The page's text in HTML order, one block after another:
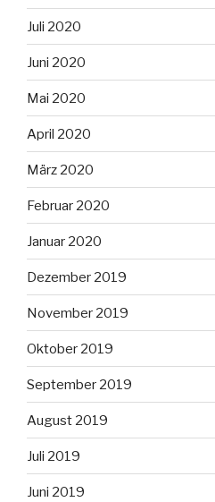
Juli 2020
Juni 2020
Mai 2020
April 2020
März 2020
Februar 2020
Januar 2020
Dezember 2019
November 2019
Oktober 2019
September 2019
August 2019
Juli 2019
Juni 2019